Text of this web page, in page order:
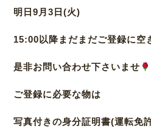
明日9月3日(火)
15:00以降まだまだご登録に空
是非お問い合わせ下さいませ
ご登録に必要な物は
写真付きの身分証明書(運転免